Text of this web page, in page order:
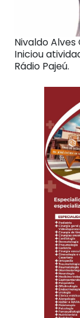
Nivaldo Alves
Iniciou
Rádio Pajeú.